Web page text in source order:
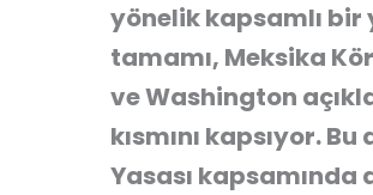
yönelik kapsamlı
tamamı, Meksika
ve Washington
kısmını kapsıyor. Bu
Yasası kapsamında